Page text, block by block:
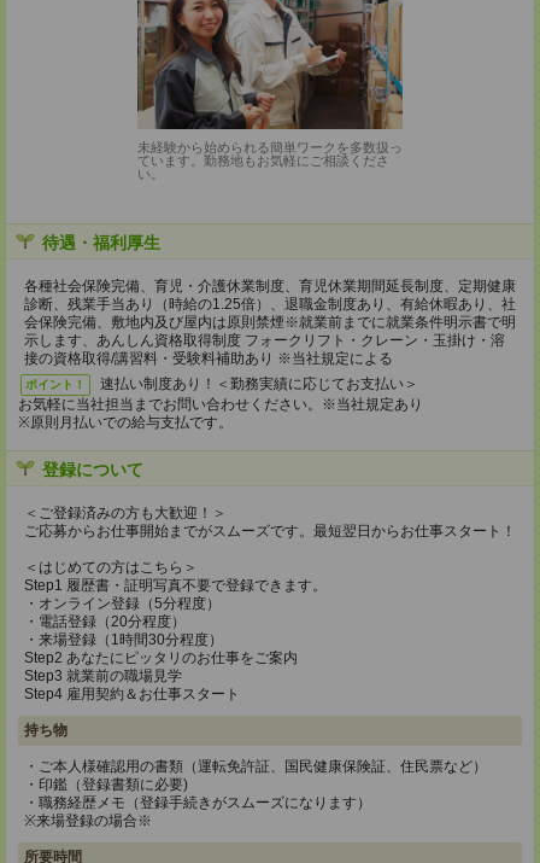
未経験から始められる簡単ワークを多数扱っ
ています。勤務地もお気軽にご相談くださ
い。
待遇・福利厚生
各種社会保険完備、育児・介護休業制度、育児休業期間延長制度、定期健康
診断、残業手当あり（時給の1.25倍）、退職金制度あり、有給休暇あり、社
会保険完備、敷地内及び屋内は原則禁煙※就業前までに就業条件明示書で明
示します、あんしん資格取得制度 フォークリフト・クレーン・玉掛け・溶
接の資格取得/講習料・受験料補助あり ※当社規定による
ポイント！
速払い制度あり！＜勤務実績に応じてお支払い＞
お気軽に当社担当までお問い合わせください。※当社規定あり
※原則月払いでの給与支払です。
登録について
＜ご登録済みの方も大歓迎！＞
ご応募からお仕事開始までがスムーズです。最短翌日からお仕事スタート！
＜はじめての方はこちら＞
Step1 履歴書・証明写真不要で登録できます。
・オンライン登録（5分程度）
・電話登録（20分程度）
・来場登録（1時間30分程度）
Step2 あなたにピッタリのお仕事をご案内
Step3 就業前の職場見学
Step4 雇用契約＆お仕事スタート
持ち物
・ご本人様確認用の書類（運転免許証、国民健康保険証、住民票など）
・印鑑（登録書類に必要)
・職務経歴メモ（登録手続きがスムーズになります）
※来場登録の場合※
所要時間